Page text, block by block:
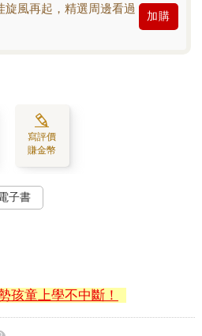
風再起，精選周邊看過
加購
寫評價
賺金幣
子書
孩童上學不中斷！